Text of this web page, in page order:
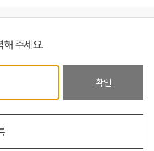
해 주세요.
확인